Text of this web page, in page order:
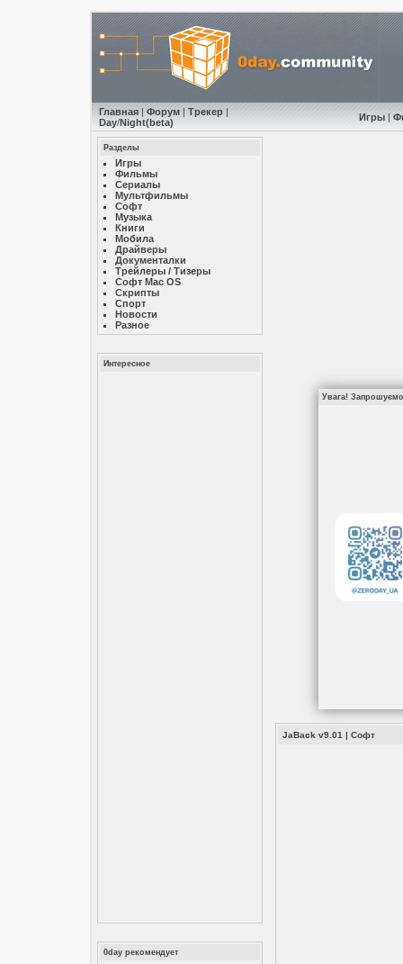
Главная| Форум| Трекер|
Day/Night(beta) Игры|
Разделы
Игры
Фильмы
Сериалы
Мультфильмы
Софт
Музыкa
Книги
Мобила
Драйверы
Документалки
Трейлеры / Тизеры
Софт Mac OS
Скрипты
Спорт
Новости
Разное
Интересное
0day рекомендует
Увага! Запрошуємо
JaBack v9.01 | Софт